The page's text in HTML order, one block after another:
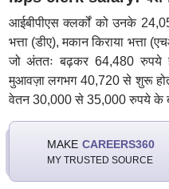
आईबीपीएस क्लर्कों को उनके
भत्ता (डीए), मकान किराया भत्ता
जो अंततः बढ़कर 64,480 रुपये
मुआवज़ा लगभग 40,720 से शुरू
वेतन 30,000 से 35,000 रुपये के
MAKE CAREERS360
MY TRUSTED SOURCE